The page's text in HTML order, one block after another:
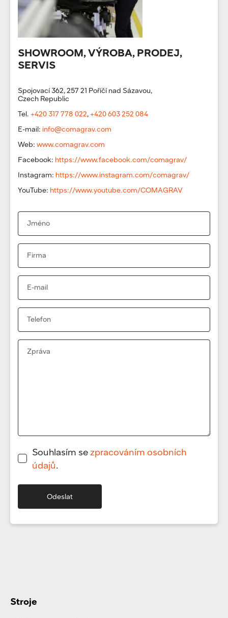
SHOWROOM, VÝROBA, PRODEJ,
SERVIS
Spojovací 362, 257 21 Poříčí nad Sázavou,
Czech Republic
Tel. +420 317 778 022, +420 603 252 084
E-mail: info@comagrav.com
Web: www.comagrav.com
Facebook: https://www.facebook.com/comagrav/
Instagram: https://www.instagram.com/comagrav/
YouTube: https://www.youtube.com/COMAGRAV
Souhlasím se zpracováním osobních
údajů.
Stroje